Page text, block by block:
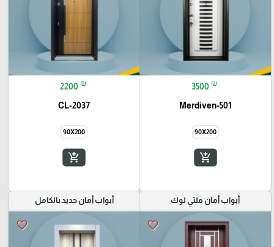
3500 ₪
Merdiven-501
90X200
add_shopping_cart
2200 ₪
CL-2037
90X200
add_shopping_cart
أبواب أمان ملتي لوك
favorite_border
أبواب أمان حديد بالكامل
favorite_border